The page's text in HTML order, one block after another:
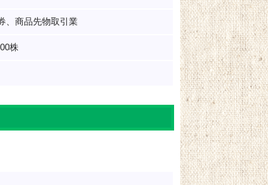
、商品先物取引業
株